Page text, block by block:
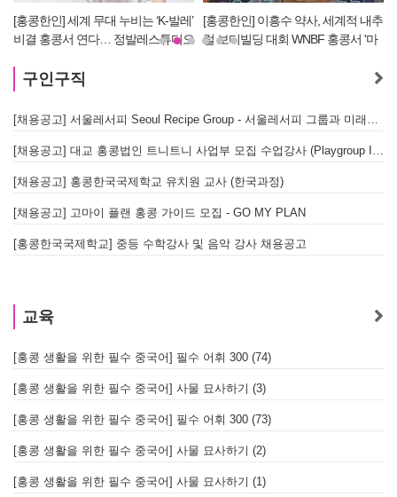
[홍콩한인] 세계 무대 누비는 ‘K-발레’
비결 홍콩서 연다… 정발레스튜디오
[홍콩한인] 이흥수 약사, 세계적 내추
럴 보디빌딩 대회 WNBF 홍콩서 '마
구인구직
[채용공고] 서울레서피 Seoul Recipe Group - 서울레서피 그룹과 미래를 함께할 유능한 인재를 모십니다
[채용공고] 대교 홍콩법인 트니트니 사업부 모집 수업강사 (Playgroup Instructor)
[채용공고] 홍콩한국국제학교 유치원 교사 (한국과정)
[채용공고] 고마이 플랜 홍콩 가이드 모집 - GO MY PLAN
[홍콩한국국제학교] 중등 수학강사 및 음악 강사 채용공고
교육
[홍콩 생활을 위한 필수 중국어] 필수 어휘 300 (74)
[홍콩 생활을 위한 필수 중국어] 사물 묘사하기 (3)
[홍콩 생활을 위한 필수 중국어] 필수 어휘 300 (73)
[홍콩 생활을 위한 필수 중국어] 사물 묘사하기 (2)
[홍콩 생활을 위한 필수 중국어] 사물 묘사하기 (1)